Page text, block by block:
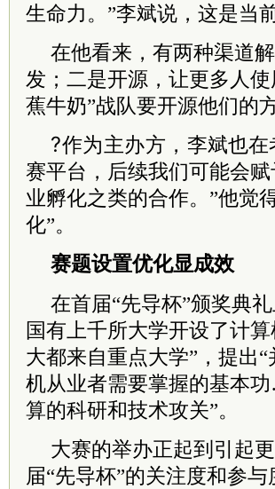
生命力。”李斌说，这是当
在他看来，有两种渠道
发；二是开源，让更多人
蕉牛奶”战队要开源他们的
?作为主办方 ， 李斌也在
赛平台，后续我们可能会
业孵化之类的合作。”他觉
化”。
赛题设置优化显成效
在首届“先导杯”颁奖典
国有上千所大学开设了计
大都来自重点大学”，提出
机从业者需要掌握的基本
算的科研和技术攻关”。
大赛的举办正起到引起
届“先导杯”的关注度和参